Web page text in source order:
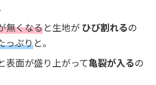
無くなると生地がひび割れるの
っぷりと。
表面が盛り上がって亀裂が入るの